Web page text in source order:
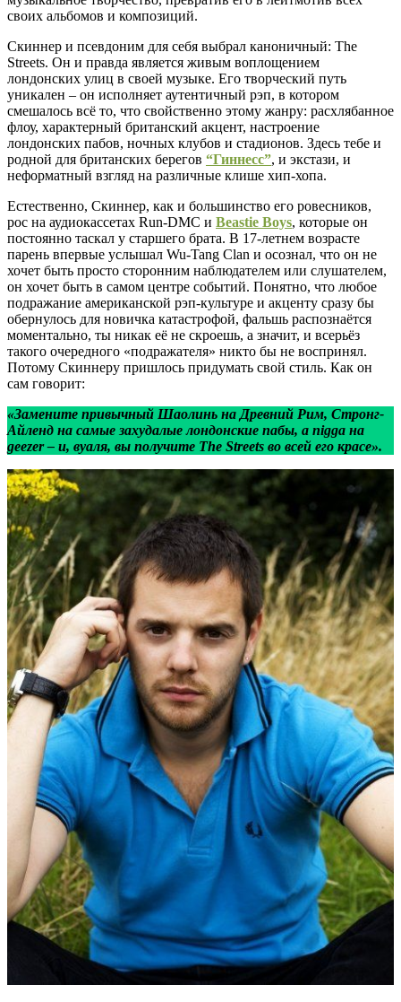
своих альбомов и композиций.
Скиннер и псевдоним для себя выбрал каноничный: The
Streets. Он и правда является живым воплощением
лондонских улиц в своей музыке. Его творческий путь
уникален – он исполняет аутентичный рэп, в котором
смешалось всё то, что свойственно этому жанру: расхлябанное
флоу, характерный британский акцент, настроение
лондонских пабов, ночных клубов и стадионов. Здесь тебе и
родной для британских берегов “Гиннесс”, и экстази, и
неформатный взгляд на различные клише хип-хопа.
Естественно, Скиннер, как и большинство его ровесников,
рос на аудиокассетах Run-DMC и Beastie Boys, которые он
постоянно таскал у старшего брата. В 17-летнем возрасте
парень впервые услышал Wu-Tang Clan и осознал, что он не
хочет быть просто сторонним наблюдателем или слушателем,
он хочет быть в самом центре событий. Понятно, что любое
подражание американской рэп-культуре и акценту сразу бы
обернулось для новичка катастрофой, фальшь распознаётся
моментально, ты никак её не скроешь, а значит, и всерьёз
такого очередного «подражателя» никто бы не воспринял.
Потому Скиннеру пришлось придумать свой стиль. Как он
сам говорит:
«Замените привычный Шаолинь на Древний Рим, Стронг-
Айленд на самые захудалые лондонские пабы, а nigga на
geezer – и, вуаля, вы получите The Streets во всей его красе».